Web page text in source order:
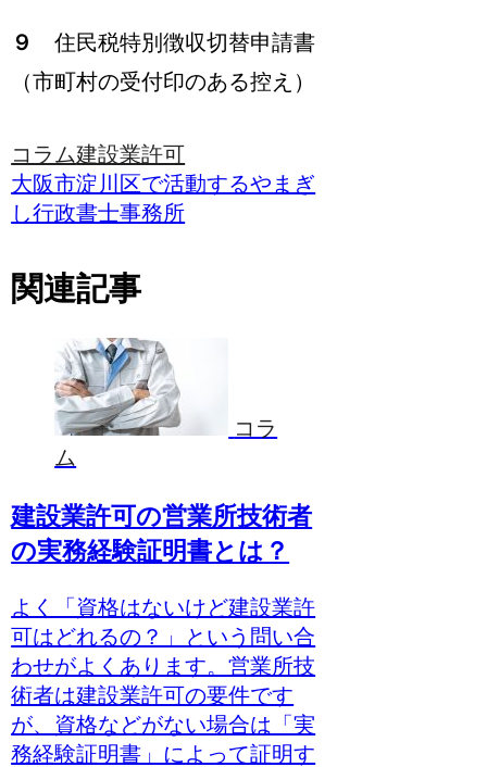
９住民税特別徴収切替申請書
（市町村の受付印のある控え）
コラム建設業許可
大阪市淀川区で活動するやまぎ
し行政書士事務所
関連記事
コラ
ム
建設業許可の営業所技術者
の実務経験証明書とは？
よく「資格はないけど建設業許
可はどれるの？」という問い合
わせがよくあります。営業所技
術者は建設業許可の要件です
が、資格などがない場合は「実
務経験証明書」によって証明す